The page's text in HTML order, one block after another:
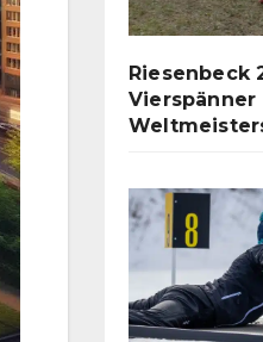
Riesenbeck
Vierspänner